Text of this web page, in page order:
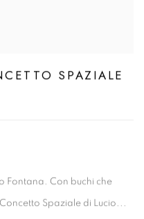
SPAZIALE
Fontana. Con buchi che
Concetto Spaziale di Lucio...